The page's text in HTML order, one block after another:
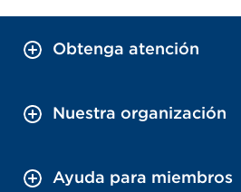
Obtenga atención
Nuestra organización
Ayuda para miembros